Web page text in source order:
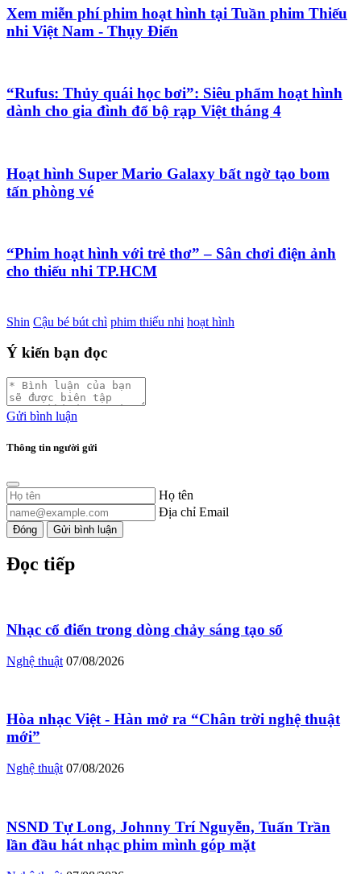
Xem miễn phí phim hoạt hình tại Tuần phim Thiếu
nhi Việt Nam - Thụy Điển
“Rufus: Thủy quái học bơi”: Siêu phẩm hoạt hình
dành cho gia đình đổ bộ rạp Việt tháng 4
Hoạt hình Super Mario Galaxy bất ngờ tạo bom
tấn phòng vé
“Phim hoạt hình với trẻ thơ” – Sân chơi điện ảnh
cho thiếu nhi TP.HCM
Shin Cậu bé bút chì phim thiếu nhi hoạt hình
Ý kiến bạn đọc
Gửi bình luận
Thông tin người gửi
Họ tên
Địa chỉ Email
Đóng Gửi bình luận
Đọc tiếp
Nhạc cổ điển trong dòng chảy sáng tạo số
Nghệ thuật 07/08/2026
Hòa nhạc Việt - Hàn mở ra “Chân trời nghệ thuật
mới”
Nghệ thuật 07/08/2026
NSND Tự Long, Johnny Trí Nguyễn, Tuấn Trần
lần đầu hát nhạc phim mình góp mặt